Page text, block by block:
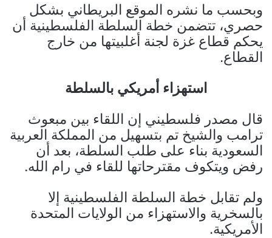
وبحسب ما نشره الموقع البريطاني بشكل
حصري، تتضمن خطة السلطة الفلسطينية أن
يحكم قطاع غزة لجنة أغلبيتها من خارج
القطاع.
استهزاء أمريكي بالسلطة
قال مصدر فلسطيني إن اللقاء بين مبعوث
ترامب والشيخ تم بتسهيل من المملكة العربية
السعودية بناء على طلب السلطة، بعد أن
رفض ويتكوف مقترحاتها للقاء في رام الله.
ولم تقابل خطة السلطة الفلسطينية إلا
بالسخرية والاستهزاء من الولايات المتحدة
الأمريكية.